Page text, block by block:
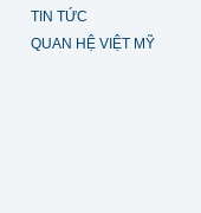
TIN TỨC
QUAN HỆ VIỆT MỸ